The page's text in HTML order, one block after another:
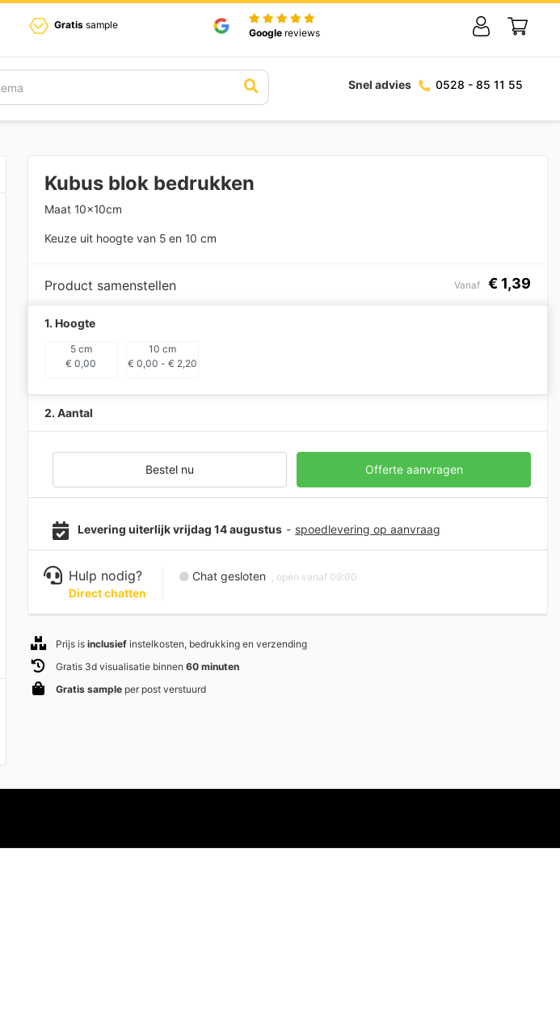
Gratis sample
Google reviews
Snel advies 0528 - 85 11 55
Kubus blok bedrukken
Maat 10x10cm
Keuze uit hoogte van 5 en 10 cm
Product samenstellen Vanaf € 1,39
1. Hoogte
5 cm
€ 0,00
10 cm
€ 0,00 - € 2,20
2. Aantal
Bestel nu Offerte aanvragen
Levering uiterlijk vrijdag 14 augustus - spoedlevering op aanvraag
Hulp nodig?
Direct chatten
Chat gesloten , open vanaf 09:00
Prijs isinclusief instelkosten, bedrukking en verzending
Gratis 3d visualisatie binnen60 minuten
Gratis sample per post verstuurd